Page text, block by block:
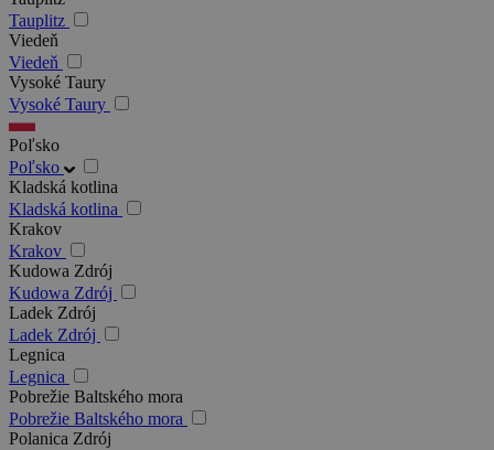
Tauplitz
Viedeň
Viedeň
Vysoké Taury
Vysoké Taury
Poľsko
Poľsko
Kladská kotlina
Kladská kotlina
Krakov
Krakov
Kudowa Zdrój
Kudowa Zdrój
Ladek Zdrój
Ladek Zdrój
Legnica
Legnica
Pobrežie Baltského mora
Pobrežie Baltského mora
Polanica Zdrój